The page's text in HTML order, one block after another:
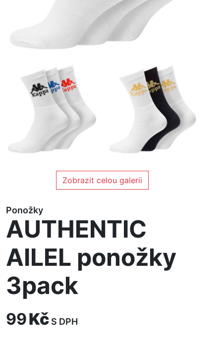
Zobrazit celou galerii
Ponožky
AUTHENTIC
AILEL ponožky
3pack
99Kč S DPH